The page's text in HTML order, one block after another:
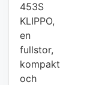
453S
KLIPPO,
en
fullstor,
kompakt
och